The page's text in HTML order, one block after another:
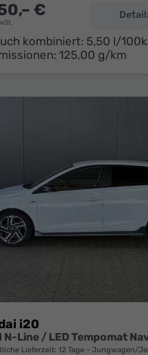
€
kombiniert: 5,50 l/
125,00 g/km
i20
Lieferzeit: 12 Tage Jungwagen/